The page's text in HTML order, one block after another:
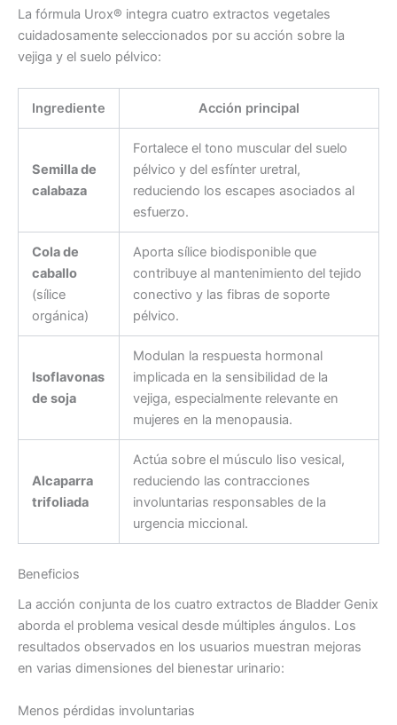
La fórmula Urox® integra cuatro extractos vegetales
cuidadosamente seleccionados por su acción sobre la
vejiga y el suelo pélvico:
Ingrediente Acción principal
Semilla de
calabaza
Fortalece el tono muscular del suelo
pélvico y del esfínter uretral,
reduciendo los escapes asociados al
esfuerzo.
Cola de
caballo
(sílice
orgánica)
Aporta sílice biodisponible que
contribuye al mantenimiento del tejido
conectivo y las fibras de soporte
pélvico.
Isoflavonas
de soja
Modulan la respuesta hormonal
implicada en la sensibilidad de la
vejiga, especialmente relevante en
mujeres en la menopausia.
Alcaparra
trifoliada
Actúa sobre el músculo liso vesical,
reduciendo las contracciones
involuntarias responsables de la
urgencia miccional.
Beneficios
La acción conjunta de los cuatro extractos de Bladder Genix
aborda el problema vesical desde múltiples ángulos. Los
resultados observados en los usuarios muestran mejoras
en varias dimensiones del bienestar urinario:
Menos pérdidas involuntarias